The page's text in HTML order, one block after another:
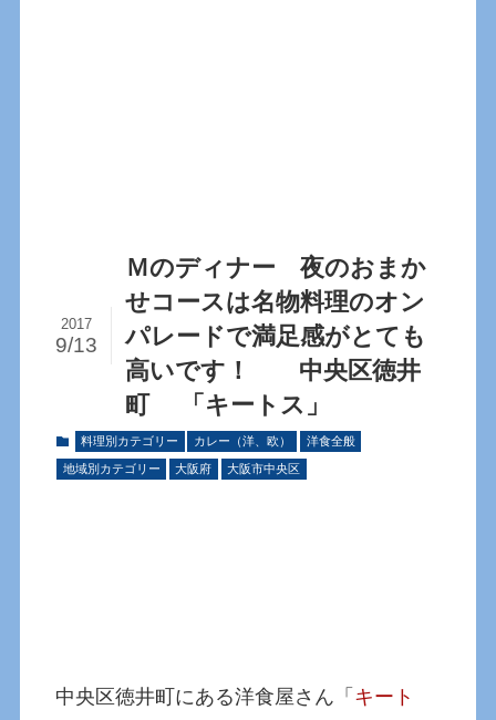
Ｍのディナー 夜のおまか
せコースは名物料理のオン
パレードで満足感がとても
高いです！ 中央区徳井
町 「キートス」
2017
9/13
料理別カテゴリー カレー（洋、欧） 洋食全般
地域別カテゴリー 大阪府 大阪市中央区
中央区徳井町にある洋食屋さん「 キート